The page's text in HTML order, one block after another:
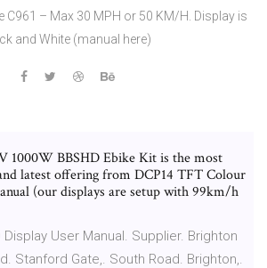
C961 – Max 30 MPH or 50 KM/H. Display is
and White (manual here)
1000W BBSHD Ebike Kit is the most
latest offering from DCP14 TFT Colour
(our displays are setup with 99km/h
Display User Manual. Supplier. Brighton
Stanford Gate,. South Road. Brighton,.